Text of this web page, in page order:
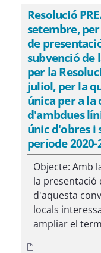
Resolució
setembre,
de
subvenció de
per la
juliol, per la
única per a la
d'ambdues
únic d'obres i
període 2020-
Objecte: Amb
la presentació
d'aquesta
locals
ampliar el